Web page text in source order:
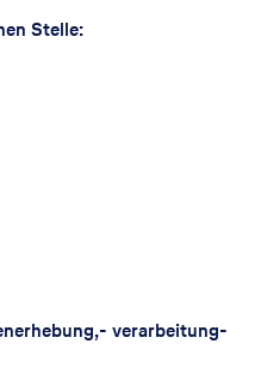
Stelle:
verarbeitung-